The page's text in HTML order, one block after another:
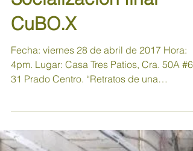
"Retratos de una
búsqueda"
Socialización final
CuBO.X